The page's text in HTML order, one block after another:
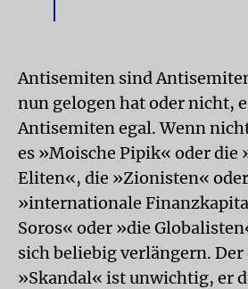
Antisemiten sind
nun gelogen hat oder nicht,
Antisemiten egal. Wenn
es »Moische Pipik« oder
Eliten«, die »Zionisten«
»internationale
Soros« oder »die
sich beliebig verlängern.
»Skandal« ist unwichtig, er